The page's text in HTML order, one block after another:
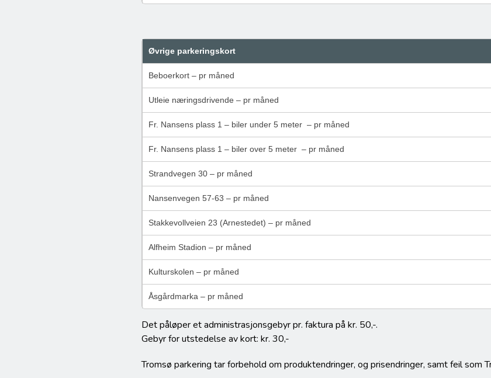
Øvrige parkeringskort
Beboerkort – pr måned
Utleie næringsdrivende – pr måned
Fr. Nansens plass 1 – biler under 5 meter – pr måned
Fr. Nansens plass 1 – biler over 5 meter – pr måned
Strandvegen 30 – pr måned
Nansenvegen 57-63 – pr måned
Stakkevollveien 23 (Arnestedet) – pr måned
Alfheim Stadion – pr måned
Kulturskolen – pr måned
Åsgårdmarka – pr måned
Det påløper et administrasjonsgebyr pr. faktura på kr. 50,-.
Gebyr for utstedelse av kort: kr. 30,-
Tromsø parkering tar forbehold om produktendringer, og prisendringer, samt feil som